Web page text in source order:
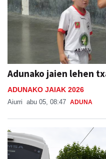
Adunako jaien lehen
ADUNAKO JAIAK 2026
Aiurri abu 05, 08:47 ADUNA